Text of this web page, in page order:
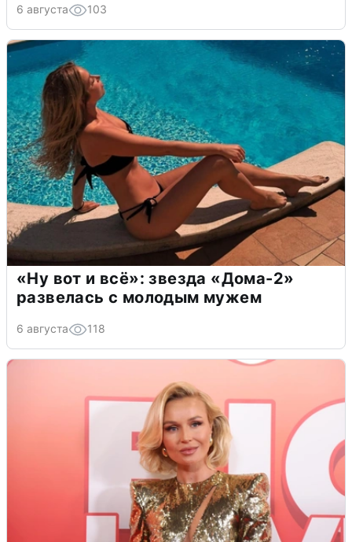
6 августа 103
«Ну вот и всё»: звезда «Дома-2»
развелась с молодым мужем
6 августа 118